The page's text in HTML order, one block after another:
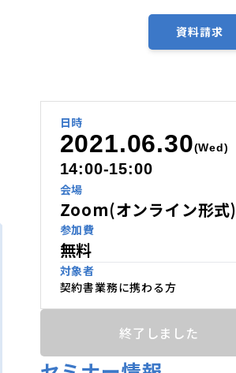
資料請求
日時
2021.06.30(Wed)
14:00-15:00
会場
Zoom(オンライン形式)
参加費
無料
対象者
契約書業務に携わる方
終了しました